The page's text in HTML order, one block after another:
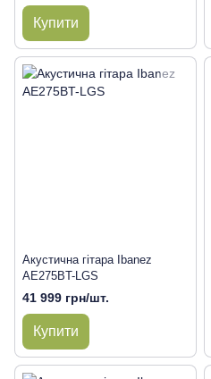
Купити
Акустична гітара Ibanez
AE275BT-LGS
41 999 грн/шт.
Купити